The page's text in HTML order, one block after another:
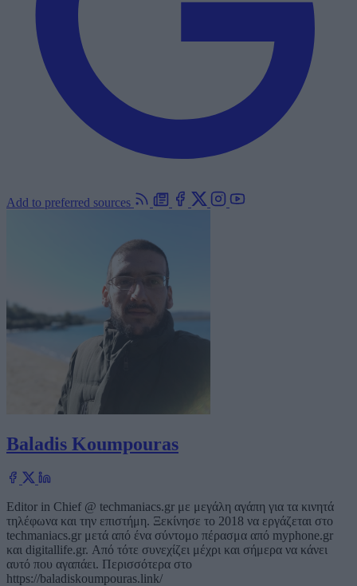
Add to preferred sources
Baladis Koumpouras
Editor in Chief @ techmaniacs.gr με μεγάλη αγάπη για τα κινητά
τηλέφωνα και την επιστήμη. Ξεκίνησε το 2018 να εργάζεται στο
techmaniacs.gr μετά από ένα σύντομο πέρασμα από myphone.gr
και digitallife.gr. Από τότε συνεχίζει μέχρι και σήμερα να κάνει
αυτό που αγαπάει. Περισσότερα στο
https://baladiskoumpouras.link/